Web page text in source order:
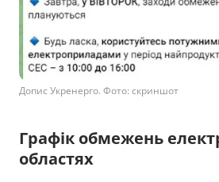
Допис Укренерго. Фото: скриншот
Графік обмежень
областях